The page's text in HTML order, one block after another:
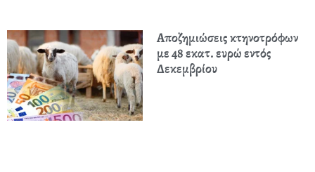
Αποζημιώσεις κτηνοτρόφων
με 48 εκατ. ευρώ εντός
Δεκεμβρίου